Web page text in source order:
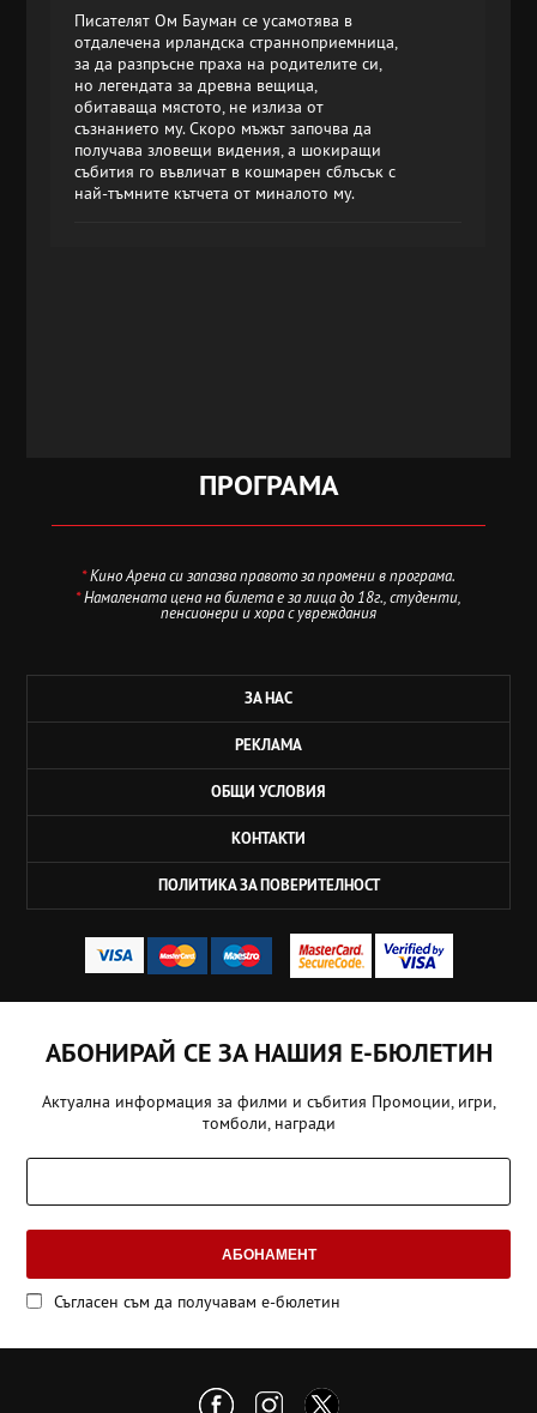
Писателят Ом Бауман се усамотява в
отдалечена ирландска странноприемница,
за да разпръсне праха на родителите си,
но легендата за древна вещица,
обитаваща мястото, не излиза от
съзнанието му. Скоро мъжът започва да
получава зловещи видения, а шокиращи
събития го въвличат в кошмарен сблъсък с
най-тъмните кътчета от миналото му.
ПРОГРАМА
*Кино Арена си запазва правото за промени в програма.
*Намалената цена на билета е за лица до 18г., студенти,
пенсионери и хора с увреждания
ЗА НАС
РЕКЛАМА
ОБЩИ УСЛОВИЯ
КОНТАКТИ
ПОЛИТИКА ЗА ПОВЕРИТЕЛНОСТ
АБОНИРАЙ СЕ ЗА НАШИЯ Е-БЮЛЕТИН
Актуална информация за филми и събития Промоции, игри,
томболи, награди
АБОНАМЕНТ
Съгласен съм да получавам е-бюлетин